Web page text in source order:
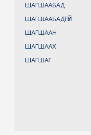
ШАГШААБАД
ШАГШААБАДГҮЙ
ШАГШААН
ШАГШААХ
ШАГШАГ